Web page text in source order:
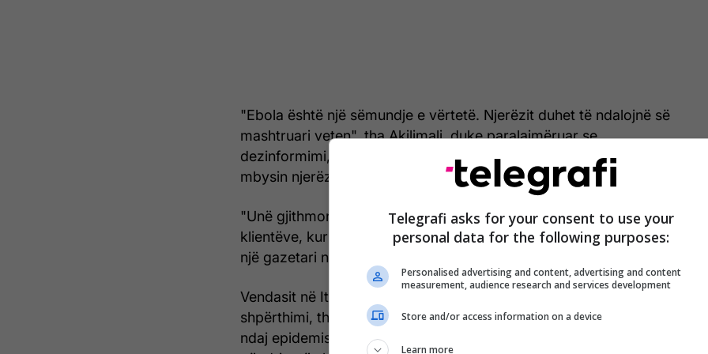
"Ebola është një sëmundje e vërtetë. Njerëzit duhet të ndalojnë së
mashtruari veten", tha Akilimali, duke paralajmëruar se
dezinformimi, mitet rreth virusit dhe qëndrimet e shkujdesura po
mbysin njerëz.
"Unë gjithmonë mbaj maskën time të fytyrës. Por sa i përket
klientëve, kur vijnë, ata mund të kenë ose jo maska", i tha Akilimali
një gazetari në terren që punonte për CNN.
Vendasit në Ituri dhe Kivu të Veriut, dy provincat më të prekura nga
shpërthimi, thonë se nuk po përballen vetëm me reagimin e vonuar
ndaj epidemisë, por edhe me dezinformimin shëndetësor dhe një
Telegrafi asks for your consent to use your
personal data for the following purposes:
Personalised advertising and content, advertising and content
measurement, audience research and services development
Store and/or access information on a device
Learn more